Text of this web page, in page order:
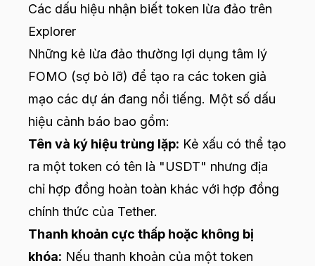
Các dấu hiệu nhận biết token lừa đảo trên
Explorer
Những kẻ lừa đảo thường lợi dụng tâm lý
FOMO (sợ bỏ lỡ) để tạo ra các token giả
mạo các dự án đang nổi tiếng. Một số dấu
hiệu cảnh báo bao gồm:
Tên và ký hiệu trùng lặp: Kẻ xấu có thể tạo
ra một token có tên là "USDT" nhưng địa
chỉ hợp đồng hoàn toàn khác với hợp đồng
chính thức của Tether.
Thanh khoản cực thấp hoặc không bị
khóa: Nếu thanh khoản của một token